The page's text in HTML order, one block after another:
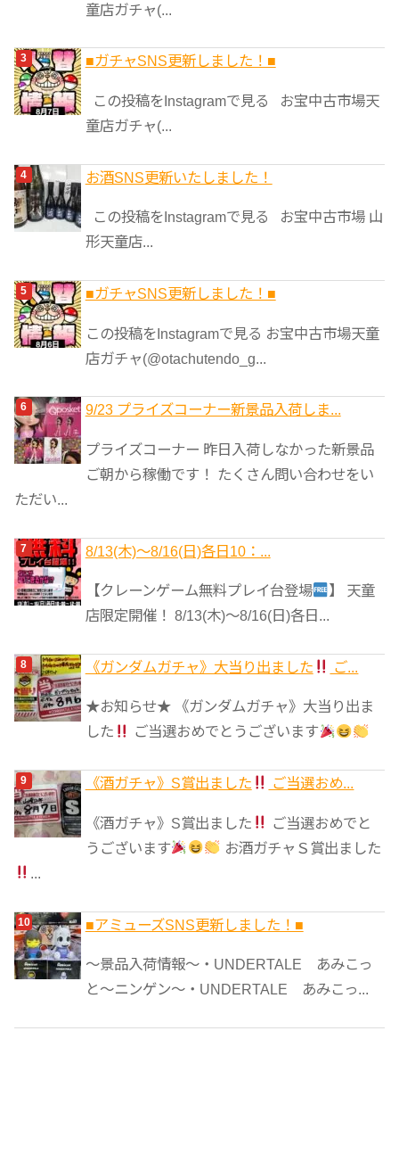
童店ガチャ(...
■ガチャSNS更新しました！■
この投稿をInstagramで見る お宝中古市場天
童店ガチャ(...
お酒SNS更新いたしました！
この投稿をInstagramで見る お宝中古市場 山
形天童店...
■ガチャSNS更新しました！■
この投稿をInstagramで見る お宝中古市場天童
店ガチャ(@otachutendo_g...
9/23 プライズコーナー新景品入荷しま...
プライズコーナー 昨日入荷しなかった新景品
ご朝から稼働です！ たくさん問い合わせをい
ただい...
8/13(木)～8/16(日)各日10：...
【クレーンゲーム無料プレイ台登場
】 天童
店限定開催！ 8/13(木)～8/16(日)各日...
《ガンダムガチャ》大当り出ました ご...
★お知らせ★ 《ガンダムガチャ》大当り出ま
した
ご当選おめでとうございます
《酒ガチャ》S賞出ました ご当選おめ...
《酒ガチャ》S賞出ました
ご当選おめでと
うございます
お酒ガチャＳ賞出ました
...
■アミューズSNS更新しました！■
～景品入荷情報～・UNDERTALE あみこっ
と～ニンゲン～・UNDERTALE あみこっ...